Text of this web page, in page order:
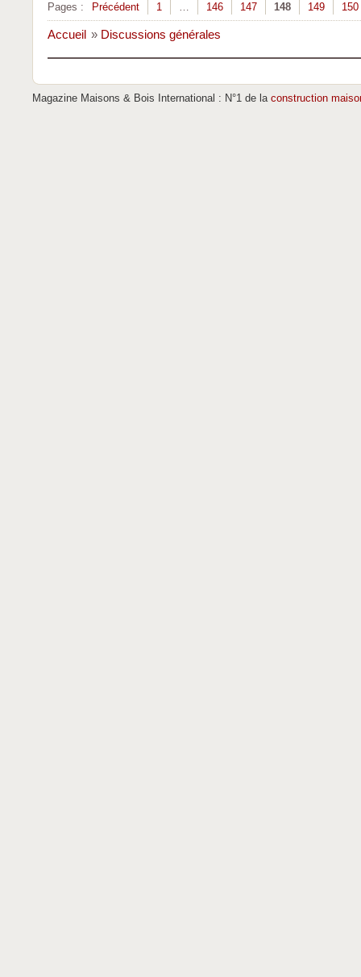
Pages : Précédent 1 … 146 147 148 149 150
Accueil » Discussions générales
Magazine Maisons & Bois International : N°1 de la construction